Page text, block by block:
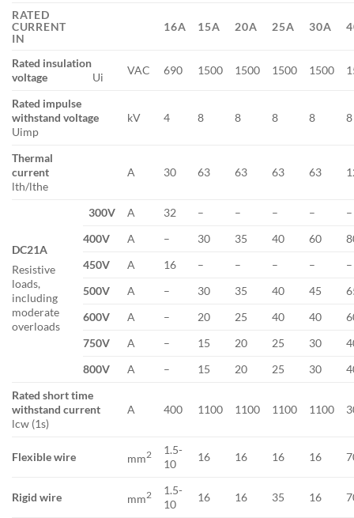
RATED
CURRENT
IN
16A 15A 20A 25A 30A
Rated insulation
voltage
Ui
VAC 690 1500 1500 1500 1500
Rated impulse
withstand voltage
Uimp
kV 4 8 8 8 8 8
Thermal
current
lth/lthe
A 30 63 63 63 63
DC21A
Resistive
loads,
including
moderate
overloads
300V A 32 – – – –
–
400V
A – 30 35 40 60
450V
A 16 – – – –
–
500V
A – 30 35 40 45
600V
A – 20 25 40 40
750V
A – 15 20 25 30
800V
A – 15 20 25 30
Rated short time
withstand current
lcw (1s)
A 400 1100 1100 1100 1100
Flexible wire mm2
1.5-
10
16 16 16 16
Rigid wire mm2
1.5-
10
16 16 35 16